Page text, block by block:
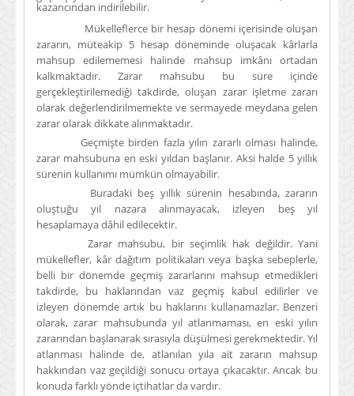
kazancından indirilebilir.
Mükelleflerce bir hesap dönemi içerisinde oluşan
zararın, müteakip 5 hesap döneminde oluşacak kârlarla
mahsup edilememesi halinde mahsup imkânı ortadan
kalkmaktadır. Zarar mahsubu bu süre içinde
gerçekleştirilemediği takdirde, oluşan zarar işletme zararı
olarak değerlendirilmemekte ve sermayede meydana gelen
zarar olarak dikkate alınmaktadır.
Geçmişte birden fazla yılın zararlı olması halinde,
zarar mahsubuna en eski yıldan başlanır. Aksi halde 5 yıllık
sürenin kullanımı mümkün olmayabilir.
Buradaki beş yıllık sürenin hesabında, zararın
oluştuğu yıl nazara alınmayacak, izleyen beş yıl
hesaplamaya dâhil edilecektir.
Zarar mahsubu, bir seçimlik hak değildir. Yani
mükellefler, kâr dağıtım politikaları veya başka sebeplerle,
belli bir dönemde geçmiş zararlarını mahsup etmedikleri
takdirde, bu haklarından vaz geçmiş kabul edilirler ve
izleyen dönemde artık bu haklarını kullanamazlar. Benzeri
olarak, zarar mahsubunda yıl atlanmaması, en eski yılın
zararından başlanarak sırasıyla düşülmesi gerekmektedir. Yıl
atlanması halinde de, atlanılan yıla ait zararın mahsup
hakkından vaz geçildiği sonucu ortaya çıkacaktır. Ancak bu
konuda farklı yönde içtihatlar da vardır.